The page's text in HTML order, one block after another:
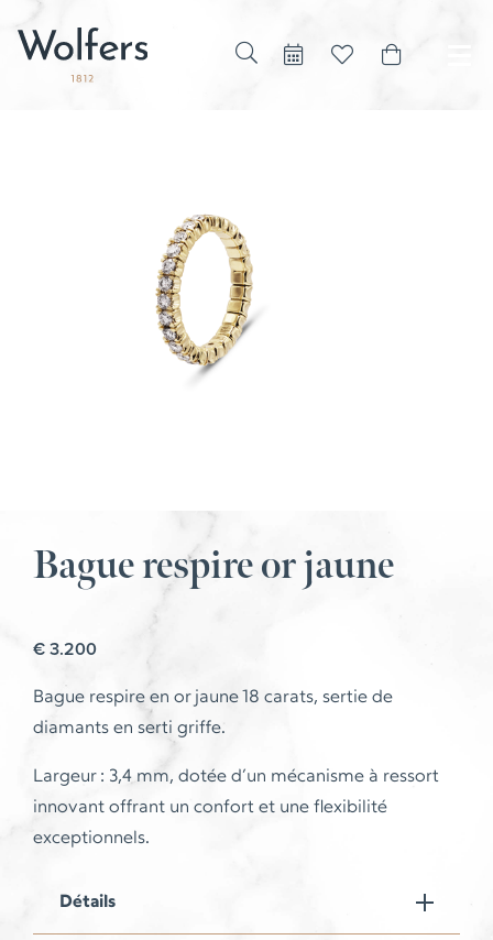
Bague respire or jaune
€3.200
Bague respire en or jaune 18 carats, sertie de
diamants en serti griffe.
Largeur : 3,4 mm, dotée d’un mécanisme à ressort
innovant offrant un confort et une flexibilité
exceptionnels.
Détails